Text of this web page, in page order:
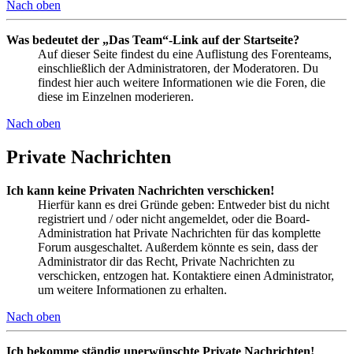
Nach oben
Was bedeutet der „Das Team“-Link auf der Startseite?
Auf dieser Seite findest du eine Auflistung des Forenteams,
einschließlich der Administratoren, der Moderatoren. Du
findest hier auch weitere Informationen wie die Foren, die
diese im Einzelnen moderieren.
Nach oben
Private Nachrichten
Ich kann keine Privaten Nachrichten verschicken!
Hierfür kann es drei Gründe geben: Entweder bist du nicht
registriert und / oder nicht angemeldet, oder die Board-
Administration hat Private Nachrichten für das komplette
Forum ausgeschaltet. Außerdem könnte es sein, dass der
Administrator dir das Recht, Private Nachrichten zu
verschicken, entzogen hat. Kontaktiere einen Administrator,
um weitere Informationen zu erhalten.
Nach oben
Ich bekomme ständig unerwünschte Private Nachrichten!